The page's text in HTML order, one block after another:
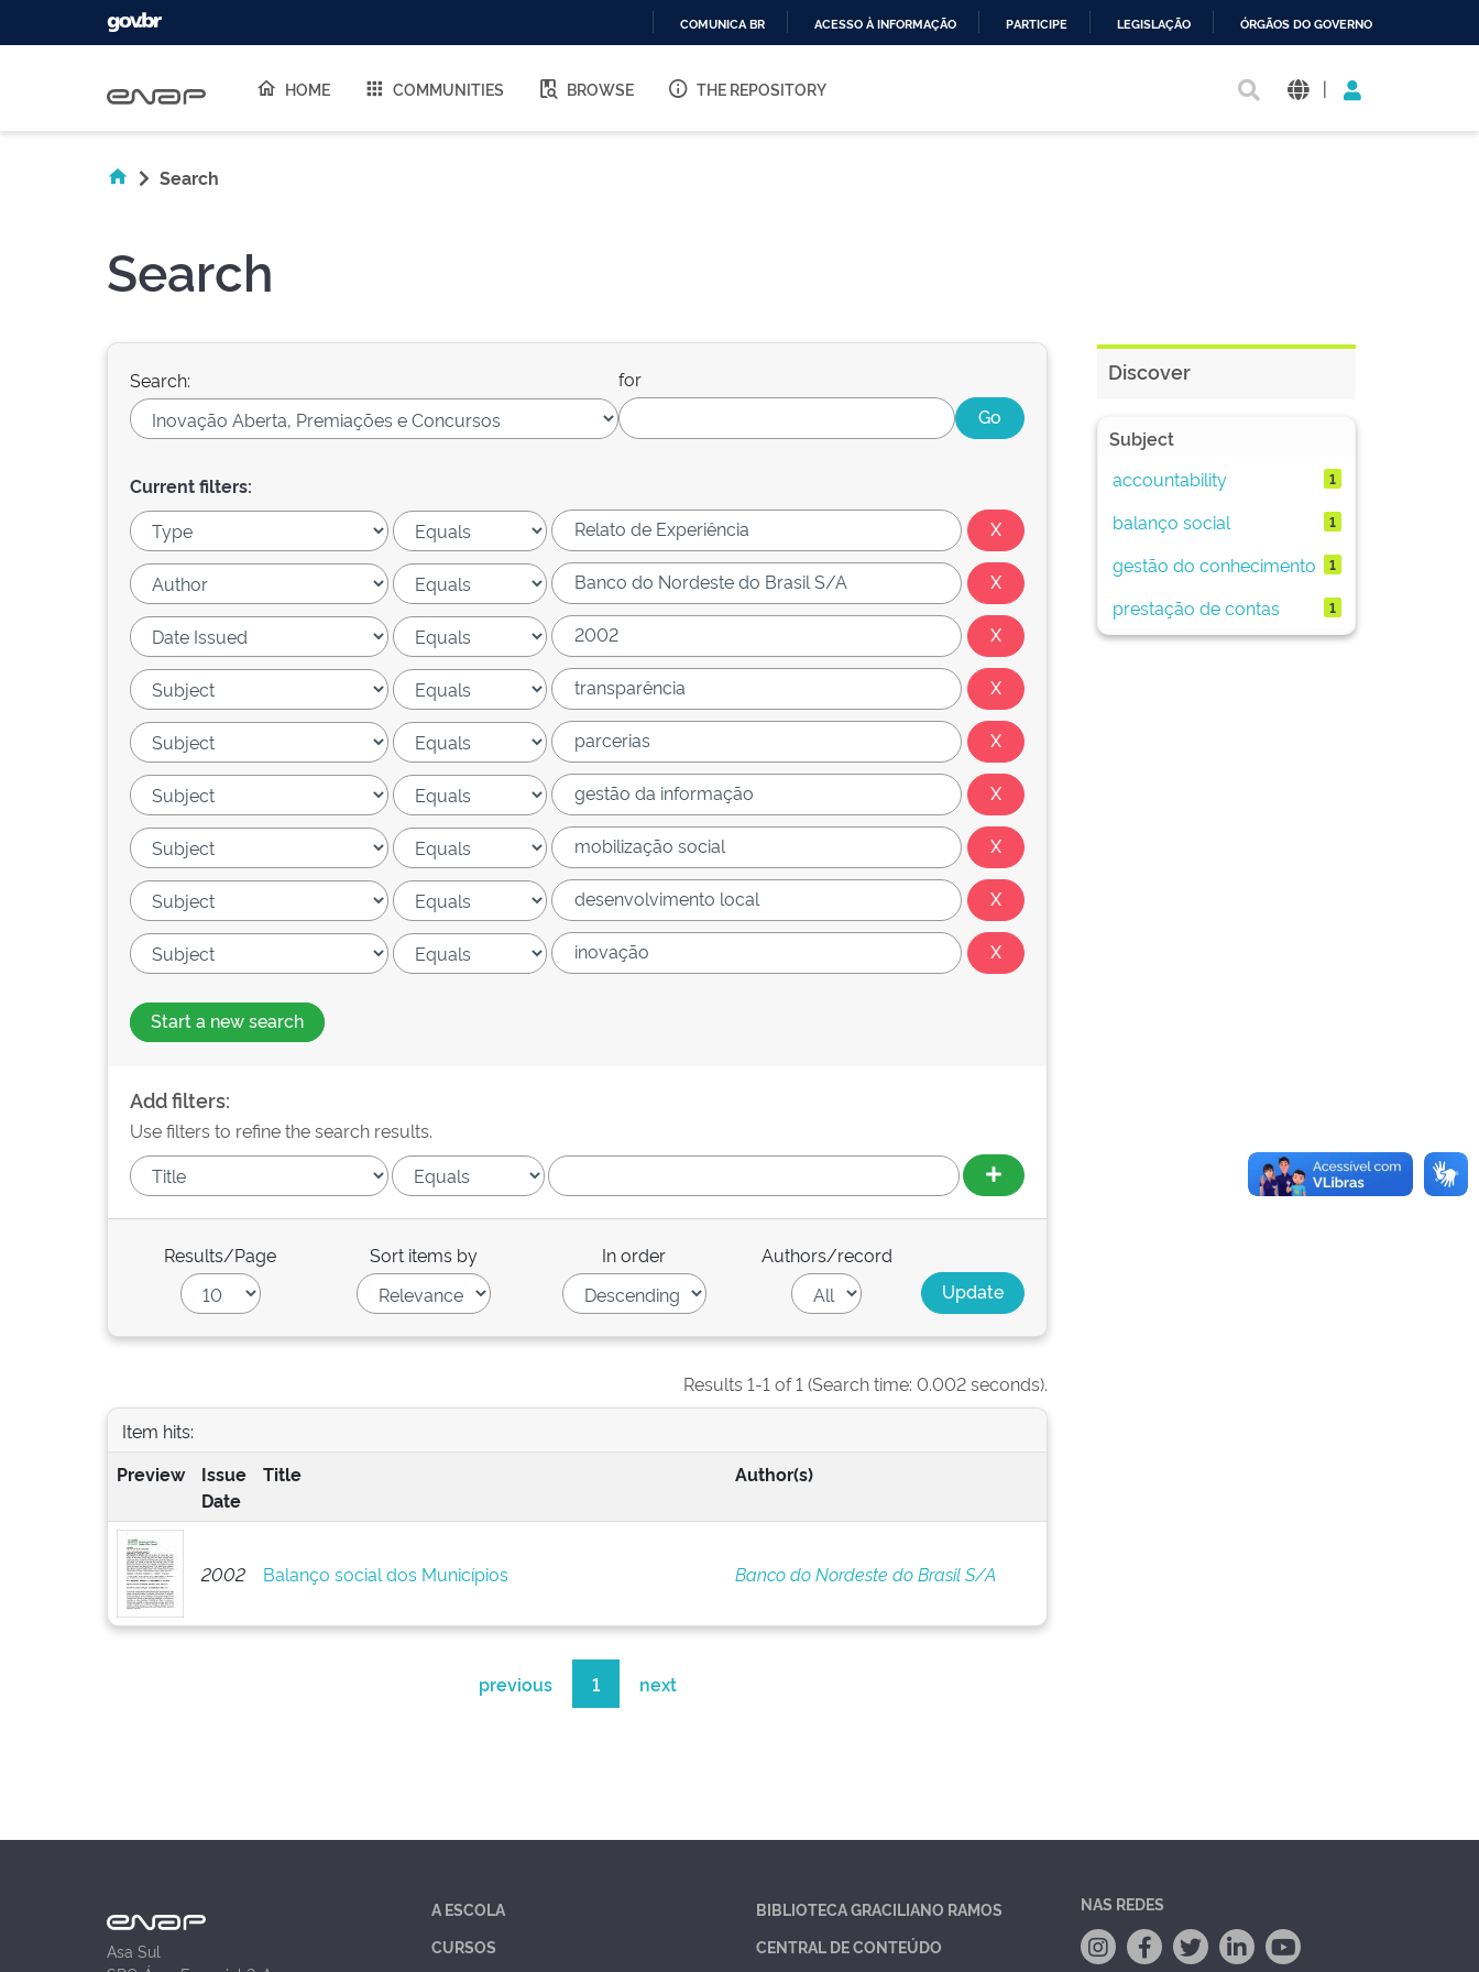
O
COMUNICA BR ACESSO À INFORMAÇÃO PARTICIPE LEGISLAÇÃO ÓRGÃOS DO GOVERNO
HOME COMMUNITIES BROWSE THE REPOSITORY |
Search
Search
Search: for
Current filters:
Start a new search
Add filters:
Use filters to refine the search results.
Results/Page Sort items by In order Authors/record
Results 1-1 of 1 (Search time: 0.002 seconds).
Item hits:
Preview
Issue
Date
Title Author(s)
2002 Balanço social dos Municípios Banco do Nordeste do Brasil S/A
previous 1 next
Discover
Subject
accountability
1
balanço social 1
gestão do conhecimento 1
prestação de contas 1
Asa Sul
A ESCOLA
CURSOS
BIBLIOTECA GRACILIANO RAMOS
CENTRAL DE CONTEÚDO
NAS REDES